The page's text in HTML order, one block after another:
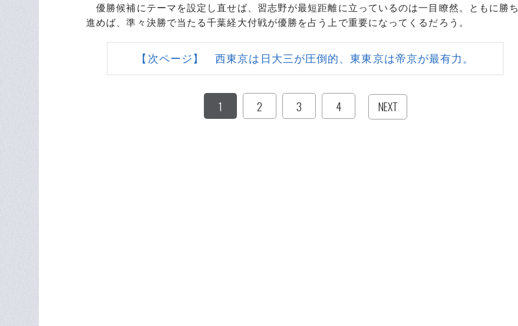
優勝候補にテーマを設定し直せば、習志野が最短距離に立っているのは一目瞭然。ともに勝ち
進めば、準々決勝で当たる千葉経大付戦が優勝を占う上で重要になってくるだろう。
【次ページ】 西東京は日大三が圧倒的、東東京は帝京が最有力。
1 2 3 4 NEXT